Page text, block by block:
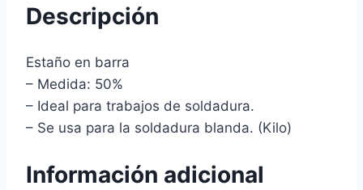
Descripción
Estaño en barra
– Medida: 50%
– Ideal para trabajos de soldadura.
– Se usa para la soldadura blanda. (Kilo)
Información adicional